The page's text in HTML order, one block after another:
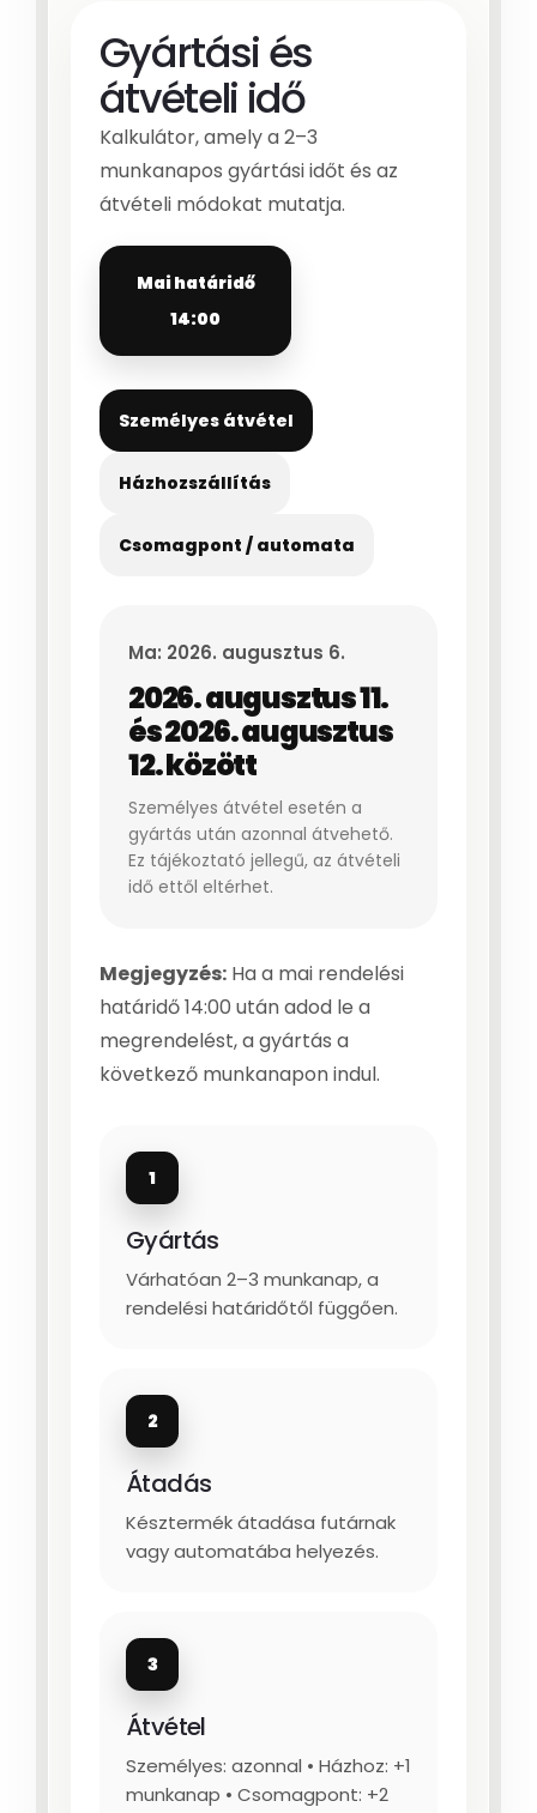
Gyártási és
átvételi idő
Kalkulátor, amely a 2–3
munkanapos gyártási időt és az
átvételi módokat mutatja.
Mai határidő
14:00
Személyes átvétel
Házhozszállítás
Csomagpont / automata
Ma: 2026. augusztus 6.
2026. augusztus 11.
és 2026. augusztus
12. között
Személyes átvétel esetén a
gyártás után azonnal átvehető.
Ez tájékoztató jellegű, az átvételi
idő ettől eltérhet.
Megjegyzés: Ha a mai rendelési
határidő 14:00 után adod le a
megrendelést, a gyártás a
következő munkanapon indul.
1
Gyártás
Várhatóan 2–3 munkanap, a
rendelési határidőtől függően.
2
Átadás
Késztermék átadása futárnak
vagy automatába helyezés.
3
Átvétel
Személyes: azonnal • Házhoz: +1
munkanap • Csomagpont: +2